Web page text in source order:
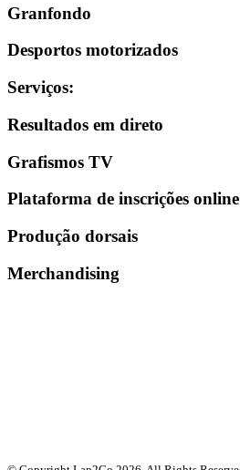
Granfondo
Desportos motorizados
Serviços:
Resultados em direto
Grafismos TV
Plataforma de inscrições online
Produção dorsais
Merchandising